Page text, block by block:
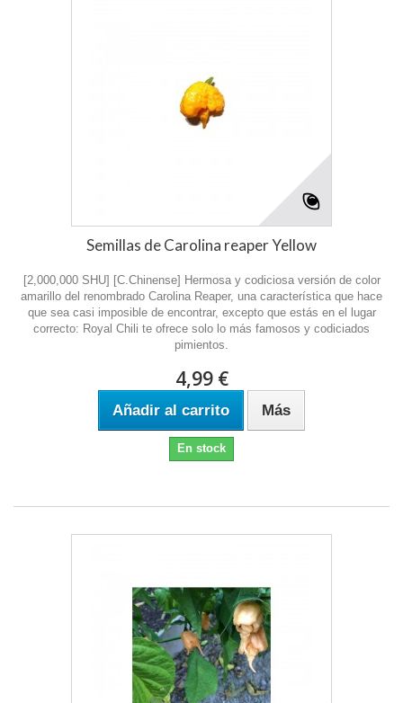
Semillas de Carolina reaper Yellow
[2,000,000 SHU] [C.Chinense] Hermosa y codiciosa versión de color
amarillo del renombrado Carolina Reaper, una característica que hace
que sea casi imposible de encontrar, excepto que estás en el lugar
correcto: Royal Chili te ofrece solo lo más famosos y codiciados
pimientos.
4,99 €
Añadir al carrito Más
En stock